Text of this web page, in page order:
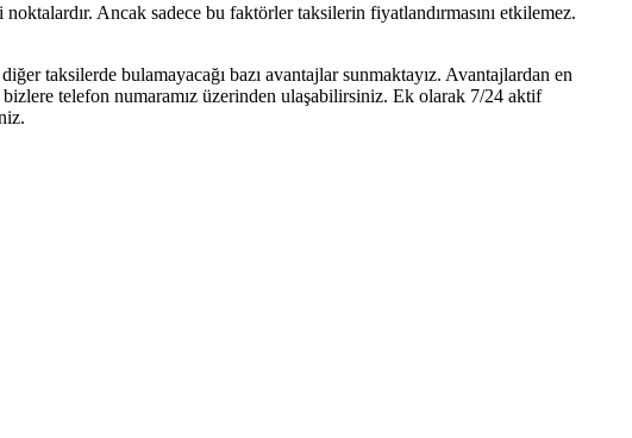
Ancak sadece bu faktörler taksilerin fiyatlandırmasını etkilemez.
taksilerde bulamayacağı bazı avantajlar sunmaktayız. Avantajlardan en
telefon numaramız üzerinden ulaşabilirsiniz. Ek olarak 7/24 aktif